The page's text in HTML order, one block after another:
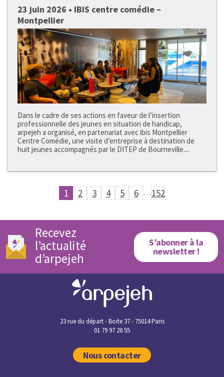
23 juin 2026 • IBIS centre comédie –
Montpellier
Dans le cadre de ses actions en faveur de l’insertion
professionnelle des jeunes en situation de handicap,
arpejeh a organisé, en partenariat avec ibis Montpellier
Centre Comédie, une visite d’entreprise à destination de
huit jeunes accompagnés par le DITEP de Bourneville....
1 2 3 4 5 6 …152
Recevez
l’actualité
d’arpejeh
S’abonner à la
newsletter !
23 rue du départ - Boite 37 - 75014 Paris
01 79 97 28 55
Nous contacter